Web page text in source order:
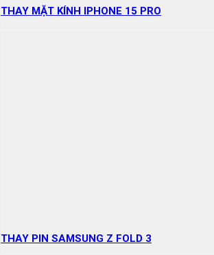
THAY MẶT KÍNH IPHONE 15 PRO
THAY PIN SAMSUNG Z FOLD 3